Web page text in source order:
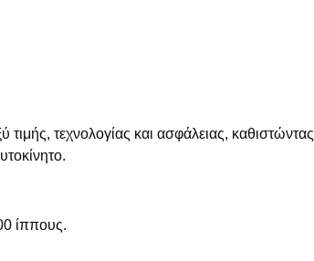
τεχνολογίας και ασφάλειας, καθιστώντας
ίππους.